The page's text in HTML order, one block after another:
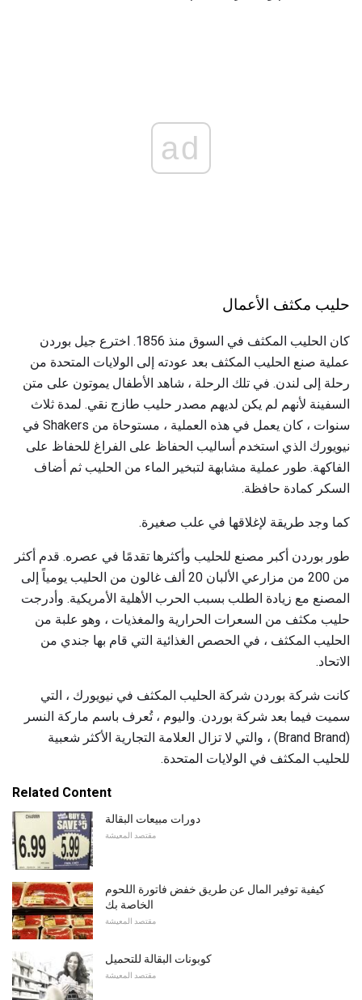
ad
حليب مكثف الأعمال
كان الحليب المكثف في السوق منذ 1856. اخترع جيل بوردن
عملية صنع الحليب المكثف بعد عودته إلى الولايات المتحدة من
رحلة إلى لندن. في تلك الرحلة ، شاهد الأطفال يموتون على متن
السفينة لأنهم لم يكن لديهم مصدر حليب طازج نقي. لمدة ثلاث
سنوات ، كان يعمل في هذه العملية ، مستوحاة من Shakers في
نيويورك الذي استخدم أساليب الحفاظ على الفراغ للحفاظ على
الفاكهة. طور عملية مشابهة لتبخير الماء من الحليب ثم أضاف
السكر كمادة حافظة.
كما وجد طريقة لإغلاقها في علب صغيرة.
طور بوردن أكبر مصنع للحليب وأكثرها تقدمًا في عصره. قدم أكثر
من 200 من مزارعي الألبان 20 ألف غالون من الحليب يومياً إلى
المصنع مع زيادة الطلب بسبب الحرب الأهلية الأمريكية. وأدرجت
حليب مكثف من السعرات الحرارية والمغذيات ، وهو علبة من
الحليب المكثف ، في الحصص الغذائية التي قام بها جندي من
الاتحاد.
كانت شركة بوردن شركة الحليب المكثف في نيويورك ، التي
سميت فيما بعد شركة بوردن. واليوم ، تُعرف باسم ماركة النسر
(Brand Brand) ، والتي لا تزال العلامة التجارية الأكثر شعبية
للحليب المكثف في الولايات المتحدة.
Related Content
دورات مبيعات البقالة
مقتصد المعيشة
كيفية توفير المال عن طريق خفض فاتورة اللحوم
الخاصة بك
مقتصد المعيشة
كوبونات البقالة للتحميل
مقتصد المعيشة